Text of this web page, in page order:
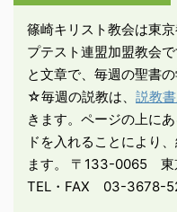
ちも「自分を捧げる」こ
とだ。自分を献げると
「自分を捨てる」こと
だ。その時、他者に対
る貪欲 ...
篠崎キリスト教会は東
プテスト連盟加盟教会
と文章で、毎週の聖書
☆毎週の説教は、 説教
きます。ページの上に
ドを入れることにより
ます。 〒133-0065 東
TEL・FAX 03-3678-